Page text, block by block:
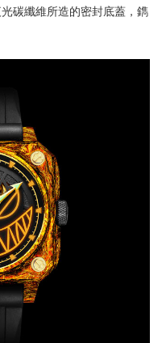
碳纖維所造的密封底蓋，鐫